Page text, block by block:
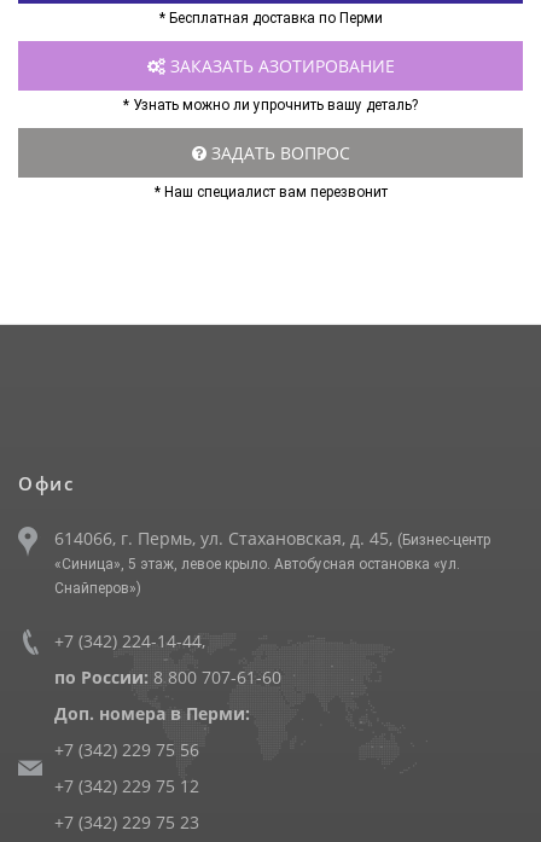
* Бесплатная доставка по Перми
ЗАКАЗАТЬ АЗОТИРОВАНИЕ
* Узнать можно ли упрочнить вашу деталь?
ЗАДАТЬ ВОПРОС
* Наш специалист вам перезвонит
Офис
614066, г. Пермь, ул. Стахановская, д. 45, (Бизнес-центр
«Синица», 5 этаж, левое крыло. Автобусная остановка «ул.
Снайперов»)
+7 (342) 224-14-44,
по России: 8 800 707-61-60
Доп. номера в Перми:
+7 (342) 229 75 56
+7 (342) 229 75 12
+7 (342) 229 75 23